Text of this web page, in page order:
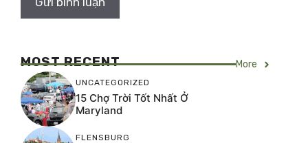
MOST RECENT More
UNCATEGORIZED
15 Chợ Trời Tốt Nhất Ở
Maryland
FLENSBURG